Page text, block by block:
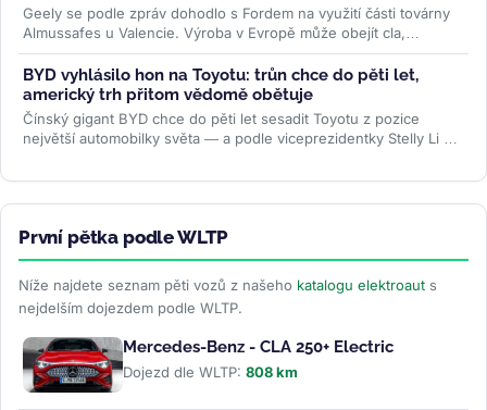
Geely se podle zpráv dohodlo s Fordem na využití části továrny
Almussafes u Valencie. Výroba v Evropě může obejít cla,
zachránit kapacity...>>
BYD vyhlásilo hon na Toyotu: trůn chce do pěti let,
americký trh přitom vědomě obětuje
Čínský gigant BYD chce do pěti let sesadit Toyotu z pozice
největší automobilky světa — a podle viceprezidentky Stelly Li k
První pětka podle WLTP
Níže najdete seznam pěti vozů z našeho katalogu elektroaut s
nejdelším dojezdem podle WLTP.
Mercedes-Benz - CLA 250+ Electric
Dojezd dle WLTP: 808 km